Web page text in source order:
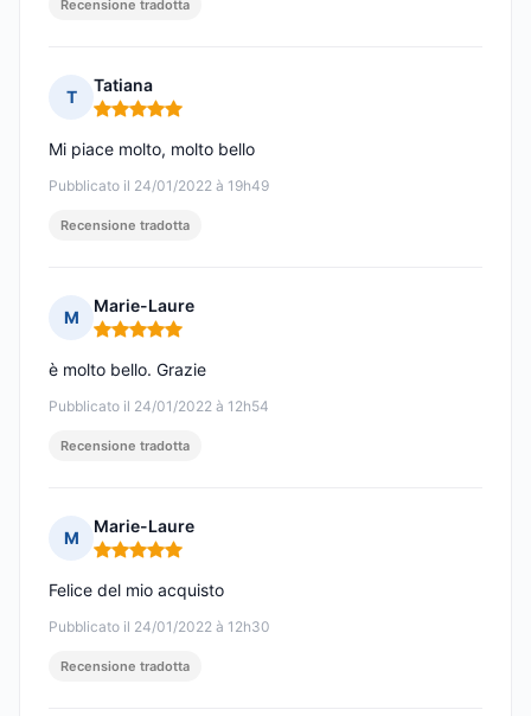
Recensione tradotta
T
Tatiana
Nota: 5 su 5
Pubblicato il 24/01/2022 à 19h49
Mi piace molto, molto bello
Recensione tradotta
M
Marie-Laure
Nota: 5 su 5
Pubblicato il 24/01/2022 à 12h54
è molto bello. Grazie
Recensione tradotta
M
Marie-Laure
Nota: 5 su 5
Pubblicato il 24/01/2022 à 12h30
Felice del mio acquisto
Recensione tradotta